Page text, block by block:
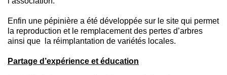
Enfin une pépinière a été développée sur le site qui permet
la reproduction et le remplacement des pertes d’arbres
ainsi que la réimplantation de variétés locales.
Partage d’expérience et éducation